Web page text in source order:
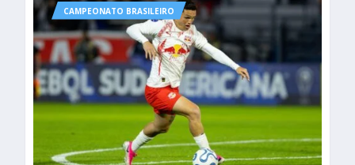
CAMPEONATO BRASILEIRO